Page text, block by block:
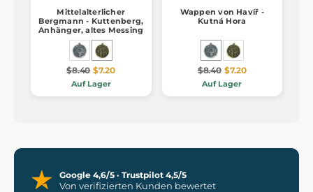
Mittelalterlicher
Bergmann - Kuttenberg,
Anhänger, altes Messing
$8.40 $7.20
Auf Lager
Wappen von Havíř -
Kutná Hora
$8.40 $7.20
Auf Lager
Google 4,6/5 · Trustpilot 4,5/5
Von verifizierten Kunden bewertet